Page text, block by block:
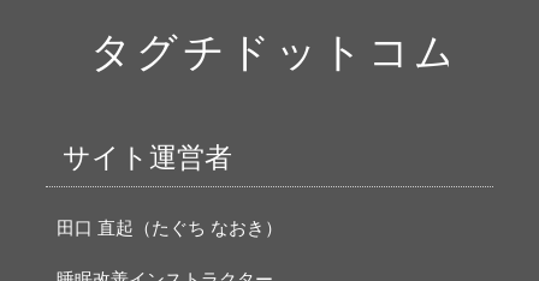
サイト運営者
田口 直起（たぐち なおき）